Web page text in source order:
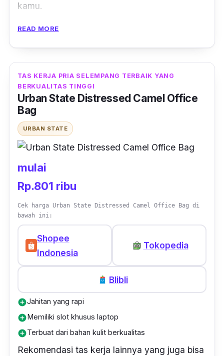
kamu.
Sebab, tas kerja pria yang satu ini merupakan
produk multifungsi yang dilengkapi dengan
strappanjang. Jadi, kamu tidak hanya bisa
menjadikannya tas jinjing, tetapi juga sebagai
sling bag. Selain serbaguna, tas ini juga tampil
elegan dengan desainnya yang simpel dan
polos, sehingga cocok untuk kamu yang
memiliki tuntutan untuk tampil formal.
selempang ini memiliki muatan yang cukup
besar. Pada penyimpanan utamanya terdapat
ruang khusus untuk laptop, jadi kamu bisa
menyimpan
terpisah. Tidak ketinggalan juga saku kecil
yang bisa kamu gunakan untuk menyimpan
ponsel ataupun barang lainnya.
READ MORE
TAS KERJA PRIA SELEMPANG TERBAIK YANG
BERKUALITAS TINGGI
Urban State Distressed Camel Office
Bag
URBAN STATE
mulai
Rp.801 ribu
Cek harga Urban State Distressed Camel Office Bag di
bawah ini:
Shopee
Indonesia
Tokopedia
Blibli
add_circleJahitan yang rapi
add_circleMemiliki slot khusus laptop
add_circleTerbuat dari bahan kulit berkualitas
Rekomendasi tas kerja lainnya yang juga bisa